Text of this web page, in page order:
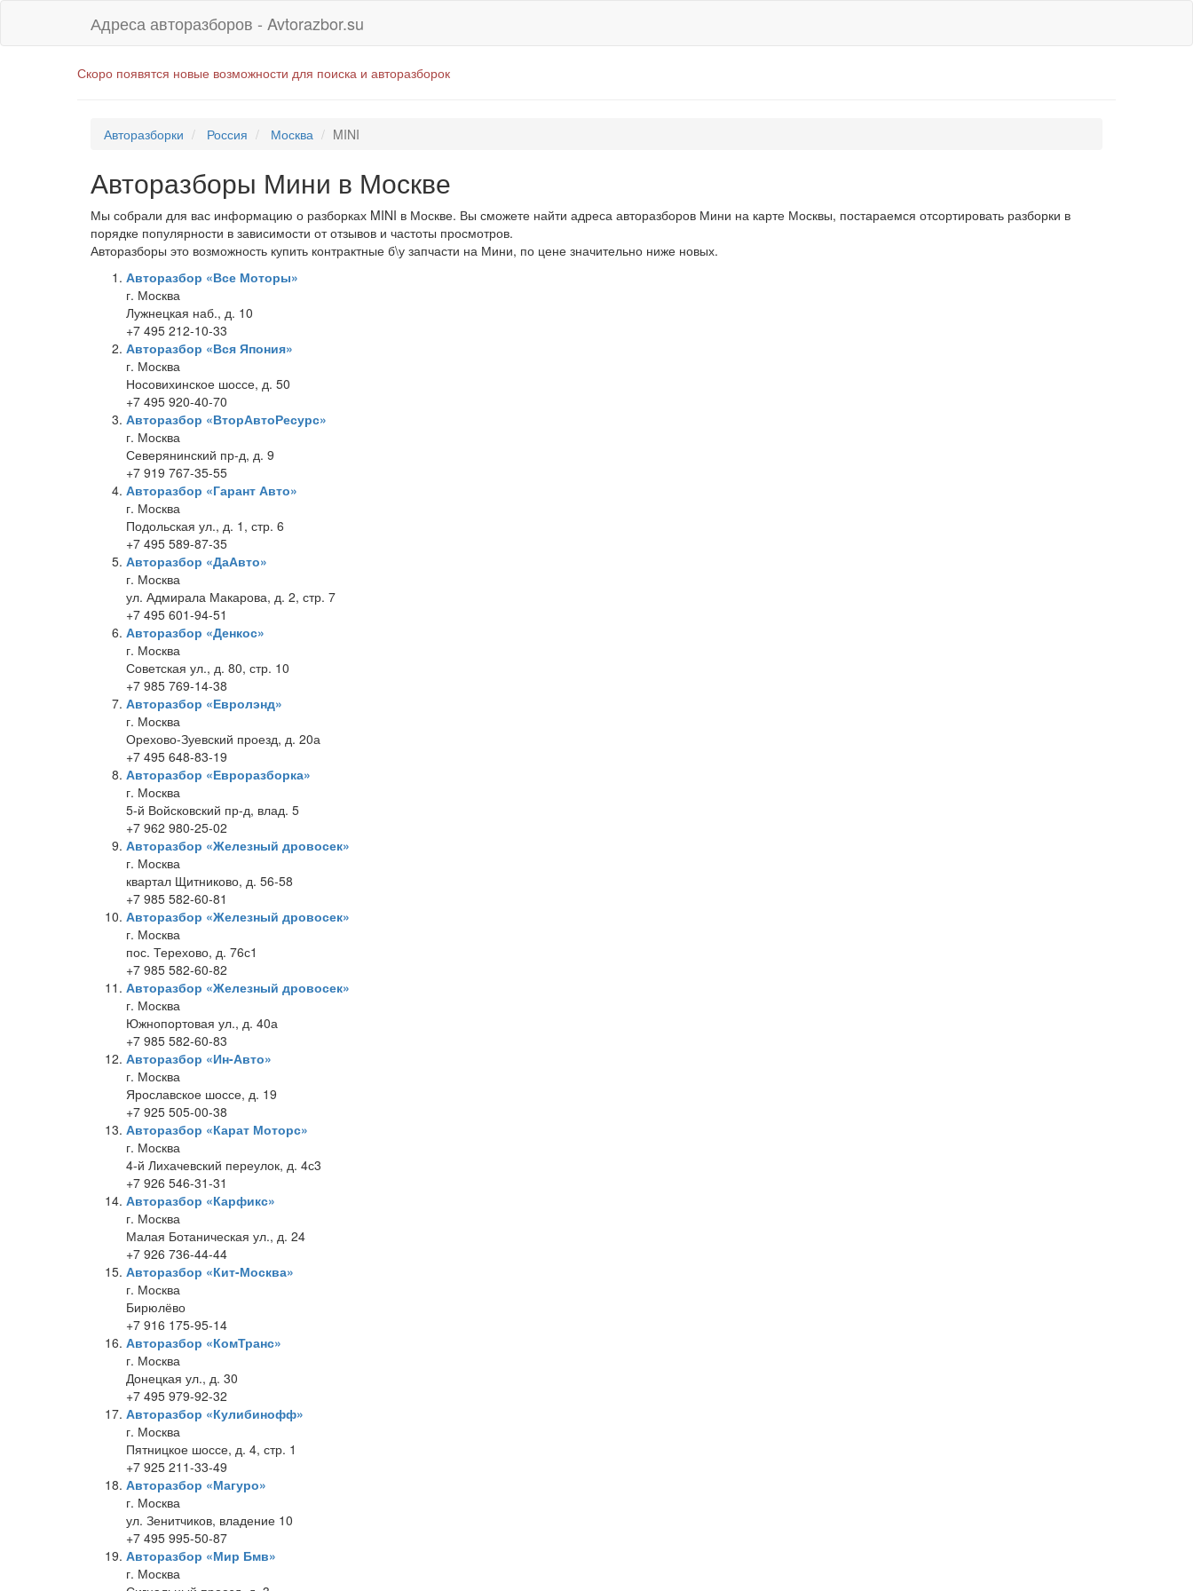
Адреса авторазборов - Avtorazbor.su
Скоро появятся новые возможности для поиска и авторазборок
Авторазборки Россия Москва MINI
Авторазборы Мини в Москве
Мы собрали для вас информацию о разборках MINI в Москве. Вы сможете найти адреса авторазборов Мини на карте Москвы, постараемся отсортировать разборки в
порядке популярности в зависимости от отзывов и частоты просмотров.
Авторазборы это возможность купить контрактные б\у запчасти на Мини, по цене значительно ниже новых.
Авторазбор «Все Моторы»
г. Москва
Лужнецкая наб., д. 10
+7 495 212-10-33
Авторазбор «Вся Япония»
г. Москва
Носовихинское шоссе, д. 50
+7 495 920-40-70
Авторазбор «ВторАвтоРесурс»
г. Москва
Северянинский пр-д, д. 9
+7 919 767-35-55
Авторазбор «Гарант Авто»
г. Москва
Подольская ул., д. 1, стр. 6
+7 495 589-87-35
Авторазбор «ДаАвто»
г. Москва
ул. Адмирала Макарова, д. 2, стр. 7
+7 495 601-94-51
Авторазбор «Денкос»
г. Москва
Советская ул., д. 80, стр. 10
+7 985 769-14-38
Авторазбор «Евролэнд»
г. Москва
Орехово-Зуевский проезд, д. 20а
+7 495 648-83-19
Авторазбор «Евроразборка»
г. Москва
5-й Войсковский пр-д, влад. 5
+7 962 980-25-02
Авторазбор «Железный дровосек»
г. Москва
квартал Щитниково, д. 56-58
+7 985 582-60-81
Авторазбор «Железный дровосек»
г. Москва
пос. Терехово, д. 76с1
+7 985 582-60-82
Авторазбор «Железный дровосек»
г. Москва
Южнопортовая ул., д. 40а
+7 985 582-60-83
Авторазбор «Ин-Авто»
г. Москва
Ярославское шоссе, д. 19
+7 925 505-00-38
Авторазбор «Карат Моторс»
г. Москва
4-й Лихачевский переулок, д. 4с3
+7 926 546-31-31
Авторазбор «Карфикс»
г. Москва
Малая Ботаническая ул., д. 24
+7 926 736-44-44
Авторазбор «Кит-Москва»
г. Москва
Бирюлёво
+7 916 175-95-14
Авторазбор «КомТранс»
г. Москва
Донецкая ул., д. 30
+7 495 979-92-32
Авторазбор «Кулибинофф»
г. Москва
Пятницкое шоссе, д. 4, стр. 1
+7 925 211-33-49
Авторазбор «Магуро»
г. Москва
ул. Зенитчиков, владение 10
+7 495 995-50-87
Авторазбор «Мир Бмв»
г. Москва